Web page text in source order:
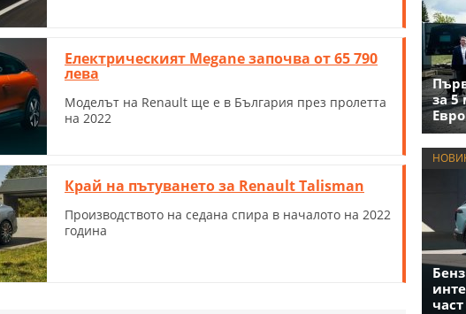
Електрическият Megane започва от 65 790
лева
Моделът на Renault ще е в България през пролетта
на 2022
Край на пътуването за Renault Talisman
Производството на седана спира в началото на 2022
година
за 5
част